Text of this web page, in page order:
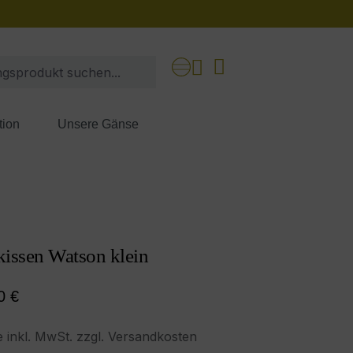
Unsere Gänse
Watson klein
Preis:
€
inkl. MwSt. zzgl. Versandkosten